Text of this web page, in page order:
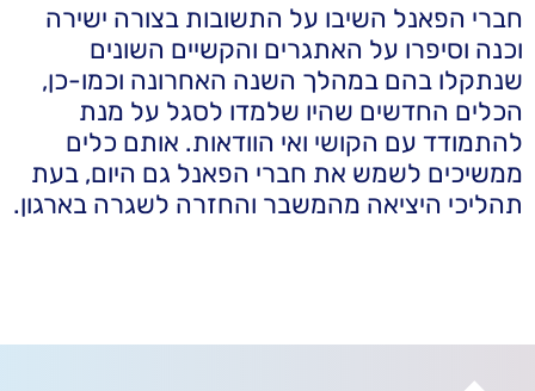
חברי הפאנל השיבו על התשובות בצורה ישירה
וכנה וסיפרו על האתגרים והקשיים השונים
שנתקלו בהם במהלך השנה האחרונה וכמו-כן,
הכלים החדשים שהיו שלמדו לסגל על מנת
להתמודד עם הקושי ואי הוודאות. אותם כלים
ממשיכים לשמש את חברי הפאנל גם היום, בעת
תהליכי היציאה מהמשבר והחזרה לשגרה בארגון.